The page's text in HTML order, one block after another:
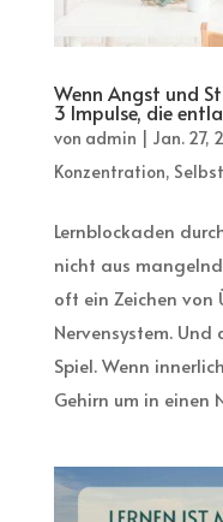
Wenn Angst und
3 Impulse, die
von admin Jan. 27,
Konzentration,
Lernblockaden
nicht aus
oft ein Zeichen von
Nervensystem.
Spiel. Wenn
Gehirn um in einen